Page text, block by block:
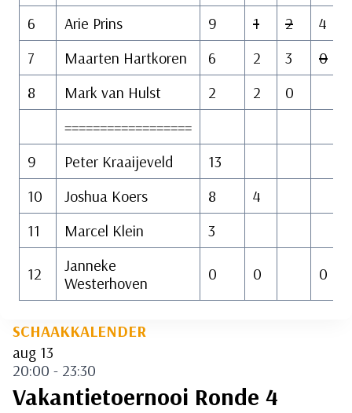
6 Arie Prins 9 1 2
4
7
Maarten Hartkoren 6 2 3
0
8
Mark van Hulst 2 2
0
==================
9
Peter Kraaijeveld
13
10
Joshua Koers 8
4
11
Marcel Klein 3
12
Janneke
Westerhoven
0 0 0
SCHAAKKALENDER
aug 13
20:00 - 23:30
Vakantietoernooi Ronde 4